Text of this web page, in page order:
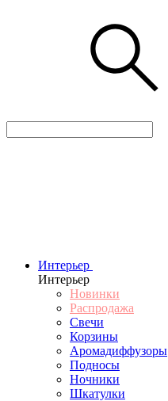
Интерьер
Интерьер
Новинки
Распродажа
Свечи
Корзины
Аромадиффузоры
Подносы
Ночники
Шкатулки